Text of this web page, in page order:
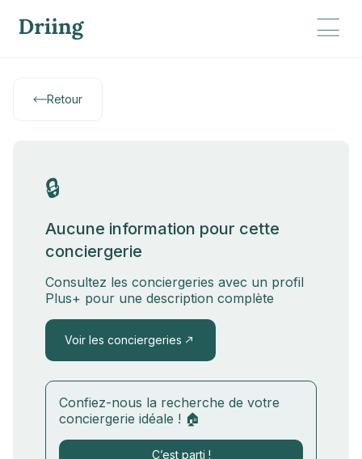
Retour
🔒
Aucune information pour cette
conciergerie
Consultez les conciergeries avec un profil
Plus+ pour une description complète
Voir les conciergeries
Confiez-nous la recherche de votre
conciergerie idéale ! 🏠
C’est parti !